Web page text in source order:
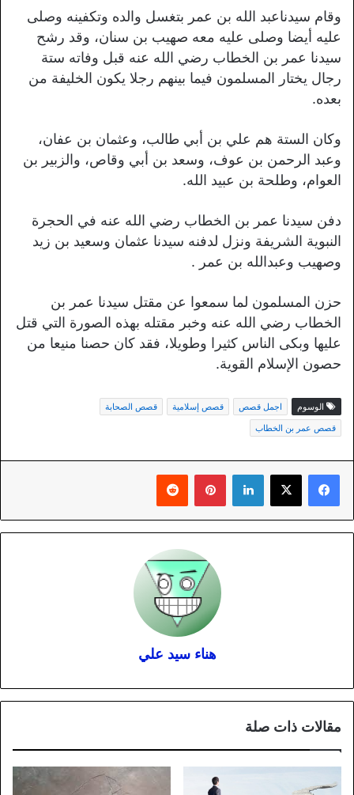
وقام سيدناعبد الله بن عمر بتغسل والده وتكفينه وصلى
عليه أيضا وصلى عليه معه صهيب بن سنان، وقد رشح
سيدنا عمر بن الخطاب رضي الله عنه قبل وفاته ستة
رجال يختار المسلمون فيما بينهم رجلا يكون الخليفة من
بعده.
وكان الستة هم علي بن أبي طالب، وعثمان بن عفان،
وعبد الرحمن بن عوف، وسعد بن أبي وقاص، والزبير بن
العوام، وطلحة بن عبيد الله.
دفن سيدنا عمر بن الخطاب رضي الله عنه في الحجرة
النبوية الشريفة ونزل لدفنه سيدنا عثمان وسعيد بن زيد
وصهيب وعبدالله بن عمر .
حزن المسلمون لما سمعوا عن مقتل سيدنا عمر بن
الخطاب رضي الله عنه وخبر مقتله بهذه الصورة التي قتل
عليها وبكى الناس كثيرا وطويلا، فقد كان حصنا منيعا من
حصون الإسلام القوية.
الوسوم اجمل قصص قصص إسلامية
قصص الصحابة
قصص عمر بن الخطاب
لينكدإن بينتيريست
هناء سيد علي
مقالات ذات صلة